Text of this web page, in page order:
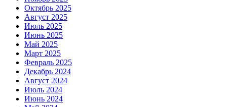
Октябрь 2025
Август 2025
Июль 2025
Июнь 2025
Май 2025
Март 2025
Февраль 2025
Декабрь 2024
Август 2024
Июль 2024
Июнь 2024